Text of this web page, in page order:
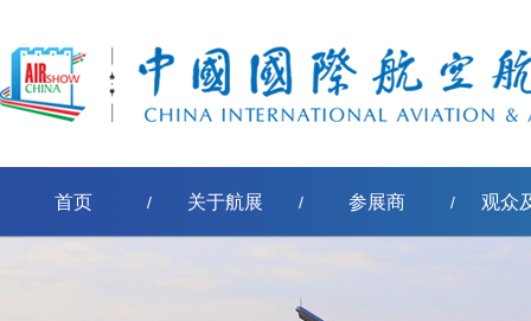
首页 / 关于航展 / 参展商 / 观众